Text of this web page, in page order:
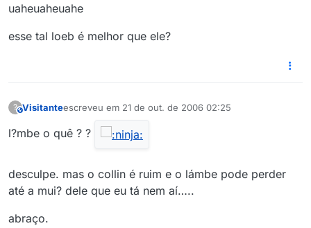
uaheuaheuahe
esse tal loeb é melhor que ele?
?This user is from outside of this forum
Visitanteescreveu em 21 de out. de 2006 02:25
última edição por
l?mbe o quê ? ?
desculpe. mas o collin é ruim e o lámbe pode perder
até a mui? dele que eu tá nem aí…..
abraço.